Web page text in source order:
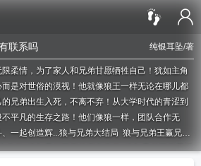
纯银耳坠/著
联系吗
柔情，为了家人和兄弟甘愿牺牲自己！犹如主角
是对世俗的漠视！他就像狼王一样无论在哪儿都
兄弟出生入死，不离不弃！从大学时代的青涩到
平凡的生存之路！他们像狼一样，团队合作无
一起创造辉...狼与兄弟大结局 狼与兄弟王赢兄弟
身份狼与兄弟王赢的真实身份狼与兄弟王赢最后
联系么 狼与兄弟有声